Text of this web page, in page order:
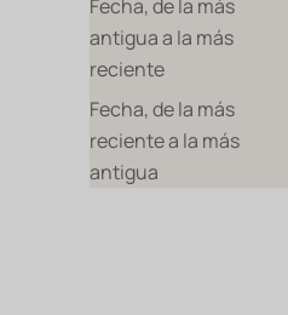
Fecha, de la más
antigua a la más
reciente
Fecha, de la más
reciente a la más
antigua